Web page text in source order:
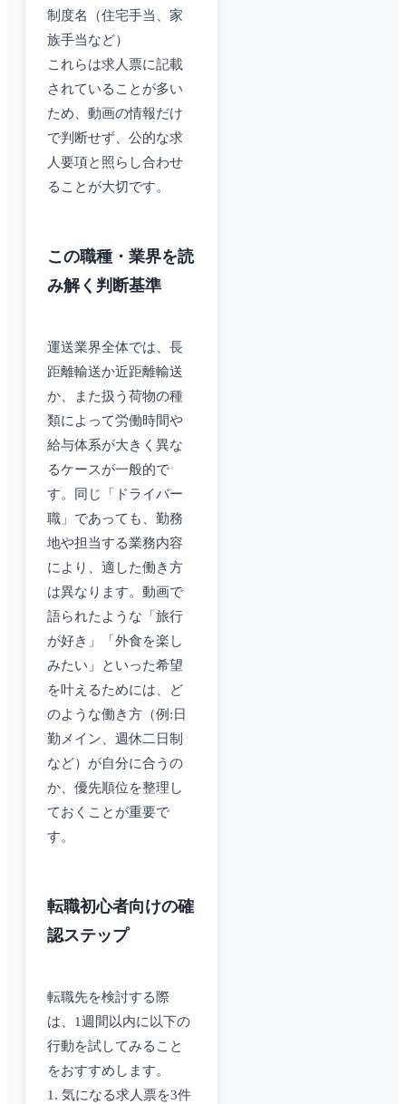
制度名（住宅手当、家
族手当など）
これらは求人票に記載
されていることが多い
ため、動画の情報だけ
で判断せず、公的な求
人要項と照らし合わせ
ることが大切です。
この職種・業界を読
み解く判断基準
運送業界全体では、長
距離輸送か近距離輸送
か、また扱う荷物の種
類によって労働時間や
給与体系が大きく異な
るケースが一般的で
す。同じ「ドライバー
職」であっても、勤務
地や担当する業務内容
により、適した働き方
は異なります。動画で
語られたような「旅行
が好き」「外食を楽し
みたい」といった希望
を叶えるためには、ど
のような働き方（例:日
勤メイン、週休二日制
など）が自分に合うの
か、優先順位を整理し
ておくことが重要で
す。
転職初心者向けの確
認ステップ
転職先を検討する際
は、1週間以内に以下の
行動を試してみること
をおすすめします。
1. 気になる求人票を3件